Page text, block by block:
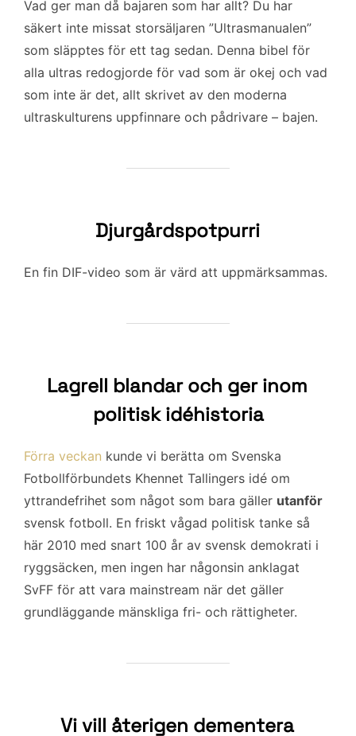
Vad ger man då bajaren som har allt? Du har
säkert inte missat storsäljaren ”Ultrasmanualen”
som släpptes för ett tag sedan. Denna bibel för
alla ultras redogjorde för vad som är okej och vad
som inte är det, allt skrivet av den moderna
ultraskulturens uppfinnare och pådrivare – bajen.
Djurgårdspotpurri
En fin DIF-video som är värd att uppmärksammas.
Lagrell blandar och ger inom
politisk idéhistoria
Förra veckan kunde vi berätta om Svenska
Fotbollförbundets Khennet Tallingers idé om
yttrandefrihet som något som bara gäller utanför
svensk fotboll. En friskt vågad politisk tanke så
här 2010 med snart 100 år av svensk demokrati i
ryggsäcken, men ingen har någonsin anklagat
SvFF för att vara mainstream när det gäller
grundläggande mänskliga fri- och rättigheter.
Vi vill återigen dementera